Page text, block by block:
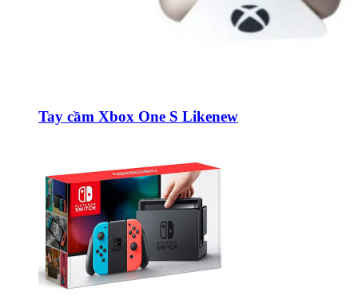
Tay cầm Xbox One S Likenew